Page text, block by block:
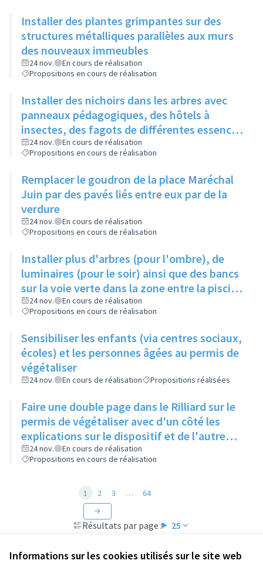
Informations sur les cookies utilisés sur le site web
Installer des plantes grimpantes sur des
structures métalliques parallèles aux murs
des nouveaux immeubles
24 nov.
En cours de réalisation
Propositions en cours de réalisation
Installer des nichoirs dans les arbres avec
panneaux pédagogiques, des hôtels à
insectes, des fagots de différentes essences
pour stimuler la biodiversité sur la place du
Château à la Roue
24 nov.
En cours de réalisation
Propositions en cours de réalisation
Remplacer le goudron de la place Maréchal
Juin par des pavés liés entre eux par de la
verdure
24 nov.
En cours de réalisation
Propositions en cours de réalisation
Installer plus d'arbres (pour l'ombre), de
luminaires (pour le soir) ainsi que des bancs
sur la voie verte dans la zone entre la piscine
et la rue de l'Industrie
24 nov.
En cours de réalisation
Propositions en cours de réalisation
Sensibiliser les enfants (via centres sociaux,
écoles) et les personnes âgées au permis de
végétaliser
24 nov. En cours de réalisation Propositions réalisées
Faire une double page dans le Rilliard sur le
permis de végétaliser avec d'un côté les
explications sur le dispositif et de l'autre
côté des exemples concrets de lieux à
investir
24 nov.
En cours de réalisation
Propositions en cours de réalisation
Résultats par page : 25
1 2 3 … 64